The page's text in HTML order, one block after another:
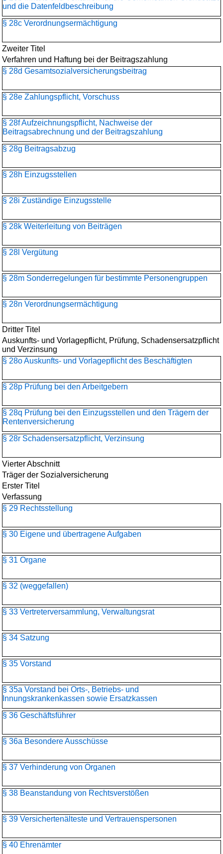
und die Datenfeldbeschreibung
§ 28c Verordnungsermächtigung
Zweiter Titel
Verfahren und Haftung bei der Beitragszahlung
§ 28d Gesamtsozialversicherungs­beitrag
§ 28e Zahlungspflicht, Vorschuss
§ 28f Aufzeichnungspflicht, Nachweise der
Beitragsabrechnung und der Beitragszahlung
§ 28g Beitragsabzug
§ 28h Einzugsstellen
§ 28i Zuständige Einzugsstelle
§ 28k Weiterleitung von Beiträgen
§ 28l Vergütung
§ 28m Sonderregelungen für bestimmte Personengruppen
§ 28n Verordnungsermächtigung
Dritter Titel
Auskunfts- und Vorlagepflicht, Prüfung, Schadensersatzpflicht
und Verzinsung
§ 28o Auskunfts- und Vorlagepflicht des Beschäftigten
§ 28p Prüfung bei den Arbeitgebern
§ 28q Prüfung bei den Einzugsstellen und den Trägern der
Rentenversicherung
§ 28r Schadensersatzpflicht, Verzinsung
Vierter Abschnitt
Träger der Sozialversicherung
Erster Titel
Verfassung
§ 29 Rechtsstellung
§ 30 Eigene und übertragene Aufgaben
§ 31 Organe
§ 32 (weggefallen)
§ 33 Vertreterversammlung, Verwaltungsrat
§ 34 Satzung
§ 35 Vorstand
§ 35a Vorstand bei Orts-, Betriebs- und
Innungskrankenkassen sowie Ersatzkassen
§ 36 Geschäftsführer
§ 36a Besondere Ausschüsse
§ 37 Verhinderung von Organen
§ 38 Beanstandung von Rechtsverstößen
§ 39 Versichertenälteste und Vertrauenspersonen
§ 40 Ehrenämter